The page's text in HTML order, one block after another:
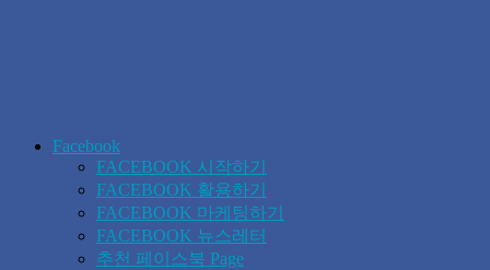
Facebook
FACEBOOK 시작하기
FACEBOOK 활용하기
FACEBOOK 마케팅하기
FACEBOOK 뉴스레터
추천 페이스북 Page